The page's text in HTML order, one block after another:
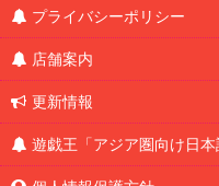
プライバシーポリシー
店舗案内
更新情報
遊戯王「アジア圏向け日